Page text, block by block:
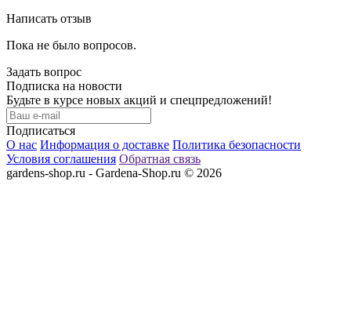
Написать отзыв
Пока не было вопросов.
Задать вопрос
Подписка на новости
Будьте в курсе новых акций и спецпредложений!
Подписаться
О нас Информация о доставке Политика безопасности
Условия соглашения Обратная связь
gardens-shop.ru - Gardena-Shop.ru © 2026